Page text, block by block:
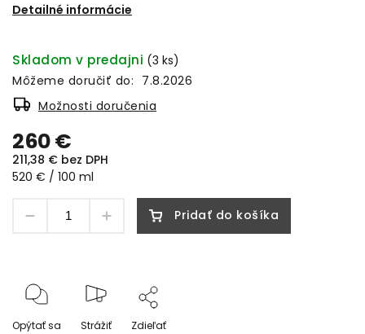
Detailné informácie
260 €
211,38 € bez DPH
520 € / 100 ml
Skladom v predajni (3 ks)
Môžeme doručiť do: 7.8.2026
Možnosti doručenia
Pridať do košíka
Opýtať sa Strážiť Zdieľať